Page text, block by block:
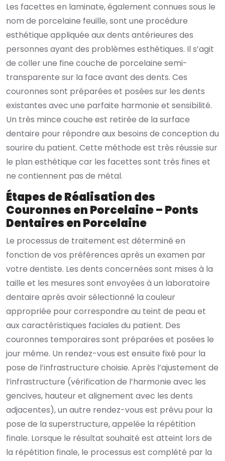
Les facettes en laminate, également connues sous le
nom de porcelaine feuille, sont une procédure
esthétique appliquée aux dents antérieures des
personnes ayant des problèmes esthétiques. Il s’agit
de coller une fine couche de porcelaine semi-
transparente sur la face avant des dents. Ces
couronnes sont préparées et posées sur les dents
existantes avec une parfaite harmonie et sensibilité.
Un très mince couche est retirée de la surface
dentaire pour répondre aux besoins de conception du
sourire du patient. Cette méthode est très réussie sur
le plan esthétique car les facettes sont très fines et
ne contiennent pas de métal.
Étapes de Réalisation des
Couronnes en Porcelaine – Ponts
Dentaires en Porcelaine
Le processus de traitement est déterminé en
fonction de vos préférences après un examen par
votre dentiste. Les dents concernées sont mises à la
taille et les mesures sont envoyées à un laboratoire
dentaire après avoir sélectionné la couleur
appropriée pour correspondre au teint de peau et
aux caractéristiques faciales du patient. Des
couronnes temporaires sont préparées et posées le
jour même. Un rendez-vous est ensuite fixé pour la
pose de l’infrastructure choisie. Après l’ajustement de
l’infrastructure (vérification de l’harmonie avec les
gencives, hauteur et alignement avec les dents
adjacentes), un autre rendez-vous est prévu pour la
pose de la superstructure, appelée la répétition
finale. Lorsque le résultat souhaité est atteint lors de
la répétition finale, le processus est complété par la